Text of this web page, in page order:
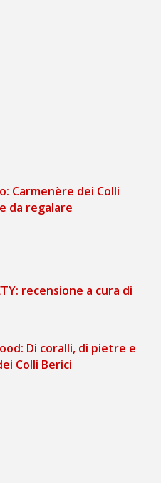
Carmenère dei Colli
da regalare
recensione a cura di
Di coralli, di pietre e
Colli Berici